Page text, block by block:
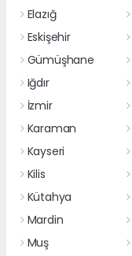
Elazığ
Eskişehir
Gümüşhane
Iğdır
İzmir
Karaman
Kayseri
Kilis
Kütahya
Mardin
Muş